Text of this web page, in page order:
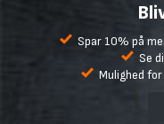
Spar 10% på
Se
Mulighed